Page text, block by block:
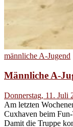
männliche A-Jugend
Männliche A-
Donnerstag, 11. Juli
Am letzten
Cuxhaven beim
Damit die Truppe